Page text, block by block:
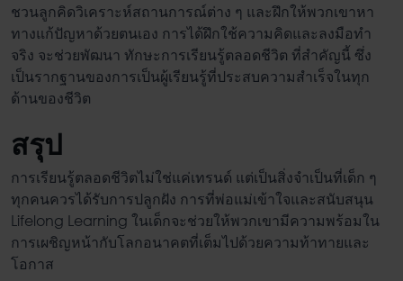
ชวนลูกคิดวิเคราะห์สถานการณ์ต่าง ๆ และฝึกให้พวกเขาหา
ทางแก้ปัญหาด้วยตนเอง การได้ฝึกใช้ความคิดและลงมือทำ
จริง จะช่วยพัฒนา ทักษะการเรียนรู้ตลอดชีวิต ที่สำคัญนี้ ซึ่ง
เป็นรากฐานของการเป็นผู้เรียนรู้ที่ประสบความสำเร็จในทุก
ด้านของชีวิต
สรุป
การเรียนรู้ตลอดชีวิตไม่ใช่แค่เทรนด์ แต่เป็นสิ่งจำเป็นที่เด็ก ๆ
ทุกคนควรได้รับการปลูกฝัง การที่พ่อแม่เข้าใจและสนับสนุน
Lifelong Learning ในเด็กจะช่วยให้พวกเขามีความพร้อมใน
การเผชิญหน้ากับโลกอนาคตที่เต็มไปด้วยความท้าทายและ
โอกาส